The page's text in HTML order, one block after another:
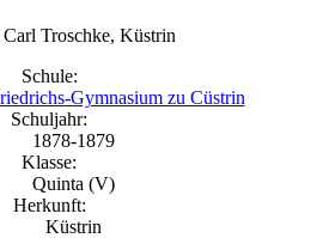
Schule:
Gymnasium zu Cüstrin
Schuljahr:
1878-1879
Klasse:
Quinta (V)
Herkunft:
Küstrin